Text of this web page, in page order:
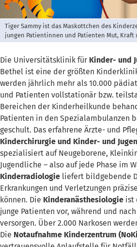
Tiger Sammy ist das Maskottchen des
jungen Patientinnen und Patienten Mut, Kraft
Die Universitätsklinik für Kinder- und
Bethel ist eine der größten
werden jährlich mehr als 10.000
und Patienten vollstationär bzw.
Bereichen der Kinderheilkunde
Patienten in den Spezialambulanzen
geschult. Das erfahrene Ärzte- und
Kinderchirurgie und Kinder- und
spezialisiert auf Neugeborene,
Jugendliche – also auf jede Phase im
Kinderradiologie liefert bildgebende
Erkrankungen und Verletzungen
können. Die Kinderanästhesiologie ist
junge Patienten vor, während und
versorgen. Über 2.000 Narkosen
Die Notaufnahme Kinderzentrum